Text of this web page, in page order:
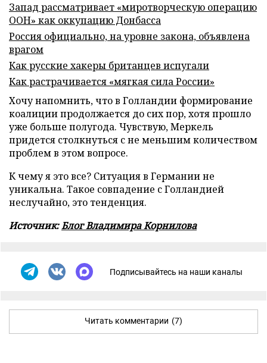
Запад рассматривает «миротворческую операцию
ООН» как оккупацию Донбасса
Россия официально, на уровне закона, объявлена
врагом
Как русские хакеры британцев испугали
Как растрачивается «мягкая сила России»
Хочу напомнить, что в Голландии формирование
коалиции продолжается до сих пор, хотя прошло
уже больше полугода. Чувствую, Меркель
придется столкнуться с не меньшим количеством
проблем в этом вопросе.
К чему я это все? Ситуация в Германии не
уникальна. Такое совпадение с Голландией
неслучайно, это тенденция.
Источник:Блог Владимира Корнилова
Подписывайтесь на наши каналы
Читать комментарии (7)